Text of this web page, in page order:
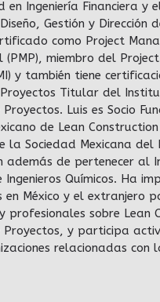
en Ingeniería Financiera y
Gestión y Dirección
como Project
(PMP), miembro del
y también tiene
Titular del
Proyectos. Luis es Socio
de Lean Construction
la Sociedad Mexicana del
además de pertenecer al
Ingenieros Químicos. Ha
en México y el extranjero
profesionales sobre Lean
Proyectos, y participa
relacionadas con